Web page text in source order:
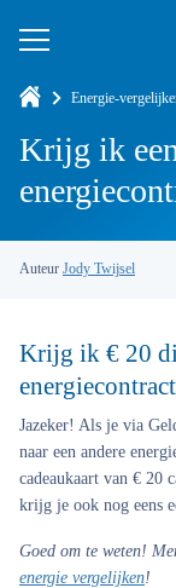
Energie-
Krijg ik
Auteur Jody Twijsel
Krijg ik € 20
Jazeker! Als je via
naar een andere
cadeaukaart van € 20
krijg je ook nog eens
Goed om te weten!
energie vergelijken!